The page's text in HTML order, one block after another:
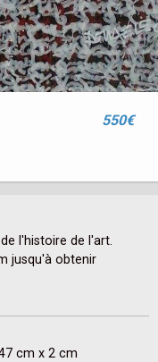
550€
l'histoire de l'art.
jusqu'à obtenir
cm x 2 cm